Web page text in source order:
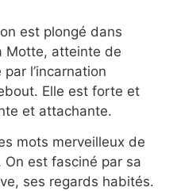
est plongé dans
Motte, atteinte de
l’incarnation
Elle est forte et
et attachante.
mots merveilleux de
On est fasciné par sa
ses regards habités.